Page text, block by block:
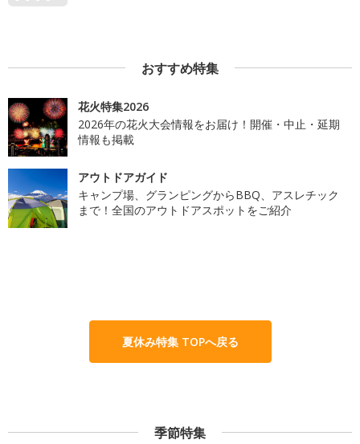
おすすめ特集
花火特集2026
2026年の花火大会情報をお届け！開催・中止・延期
情報も掲載
アウトドアガイド
キャンプ場、グランピングからBBQ、アスレチック
まで！全国のアウトドアスポットをご紹介
夏休み特集 TOPへ戻る
季節特集